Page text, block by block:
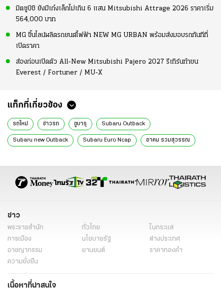
มิตซูบิชิ ยังมีเก๋งเล็กไม่เกิน 6 แสน Mitsubishi Attrage 2026 ราคาเริ่ม
564,000 บาท
MG ขึ้นไลน์ผลิตรถยนต์ไฟฟ้า NEW MG URBAN พร้อมส่งมอบรถทันทีที่
เปิดราคา
ส่องก่อนเปิดตัว All-New Mitsubishi Pajero 2027 รีเทิร์นท้าชน
Everest / Fortuner / MU-X
แท็กที่เกี่ยวข้อง
รถใหม่ ข่าวรถ ซูบารุ Subaru Outback
Subaru new Outback Subaru Euro Ncap อาคม รวมสุวรรณ
ข่าว
พระราชสำนัก ทั่วไทย
ในกระแส
การเมือง
นโยบายรัฐ
ต่างประเทศ
อาชญากรรม
ยานยนต์
ราคาทองคำ
ความยั่งยืน
เนื้อหาที่น่าสนใจ